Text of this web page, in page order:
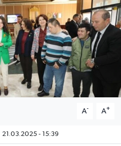
A- A+
21.03.2025 - 15:39